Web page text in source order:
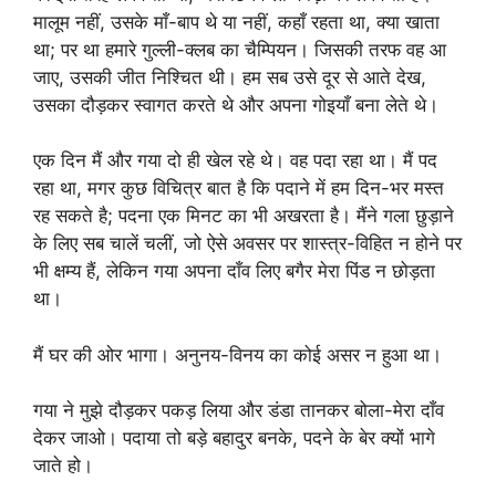
मालूम नहीं, उसके माँ-बाप थे या नहीं, कहाँ रहता था, क्या खाता
था; पर था हमारे गुल्ली-क्लब का चैम्पियन। जिसकी तरफ वह आ
जाए, उसकी जीत निश्चित थी। हम सब उसे दूर से आते देख,
उसका दौड़कर स्वागत करते थे और अपना गोइयाँ बना लेते थे।
एक दिन मैं और गया दो ही खेल रहे थे। वह पदा रहा था। मैं पद
रहा था, मगर कुछ विचित्र बात है कि पदाने में हम दिन-भर मस्त
रह सकते है; पदना एक मिनट का भी अखरता है। मैंने गला छुड़ाने
के लिए सब चालें चलीं, जो ऐसे अवसर पर शास्त्र-विहित न होने पर
भी क्षम्य हैं, लेकिन गया अपना दाँव लिए बगैर मेरा पिंड न छोड़ता
था।
मैं घर की ओर भागा। अनुनय-विनय का कोई असर न हुआ था।
गया ने मुझे दौड़कर पकड़ लिया और डंडा तानकर बोला-मेरा दाँव
देकर जाओ। पदाया तो बड़े बहादुर बनके, पदने के बेर क्यों भागे
जाते हो।